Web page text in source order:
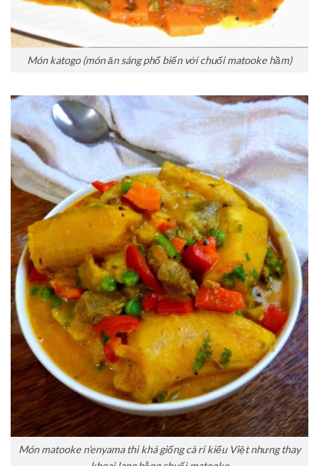
Mónkatogo (món ăn sáng phổ biến với chuối matooke hầm)
Món matooke n’enyama thì khá giống cà ri kiểu Việt nhưng thay